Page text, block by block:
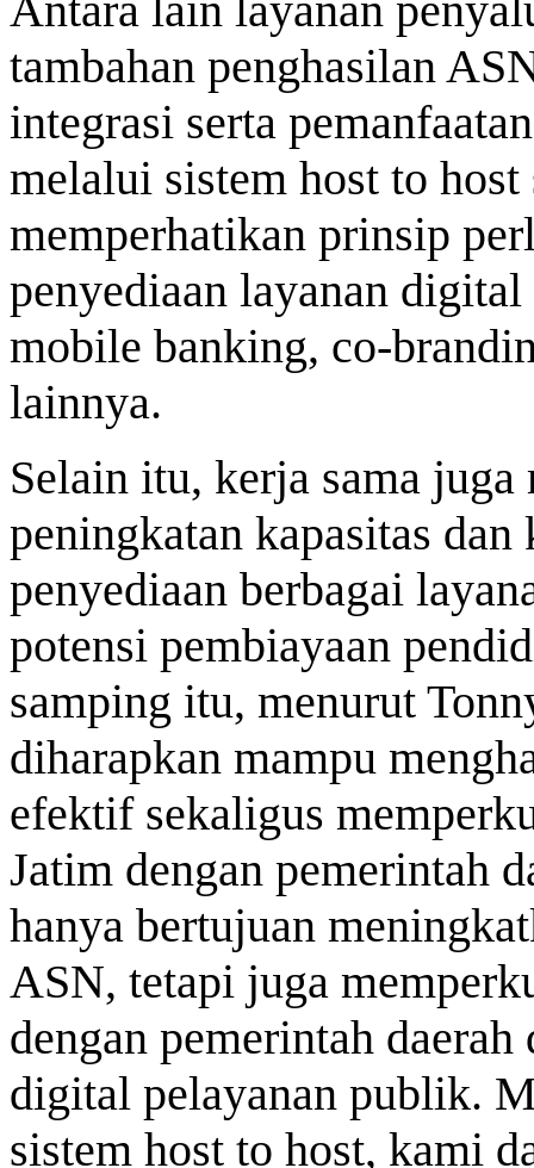
tambahan penghasilan
integrasi serta
melalui sistem host to host
memperhatikan prinsip
penyediaan layanan
mobile banking, co-
lainnya.
Selain itu, kerja sama
peningkatan kapasitas
penyediaan berbagai
potensi pembiayaan
samping itu, menurut
diharapkan mampu
efektif sekaligus
Jatim dengan pemerintah
hanya bertujuan
ASN, tetapi juga
dengan pemerintah
digital pelayanan publik.
sistem host to host, kami